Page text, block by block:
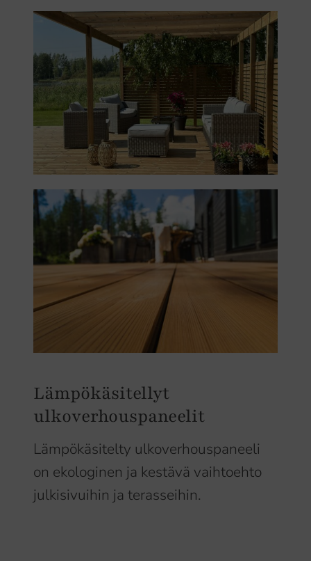
Lämpökäsitellyt
ulkoverhouspaneelit
Lämpökäsitelty ulkoverhouspaneeli
on ekologinen ja kestävä vaihtoehto
julkisivuihin ja terasseihin.